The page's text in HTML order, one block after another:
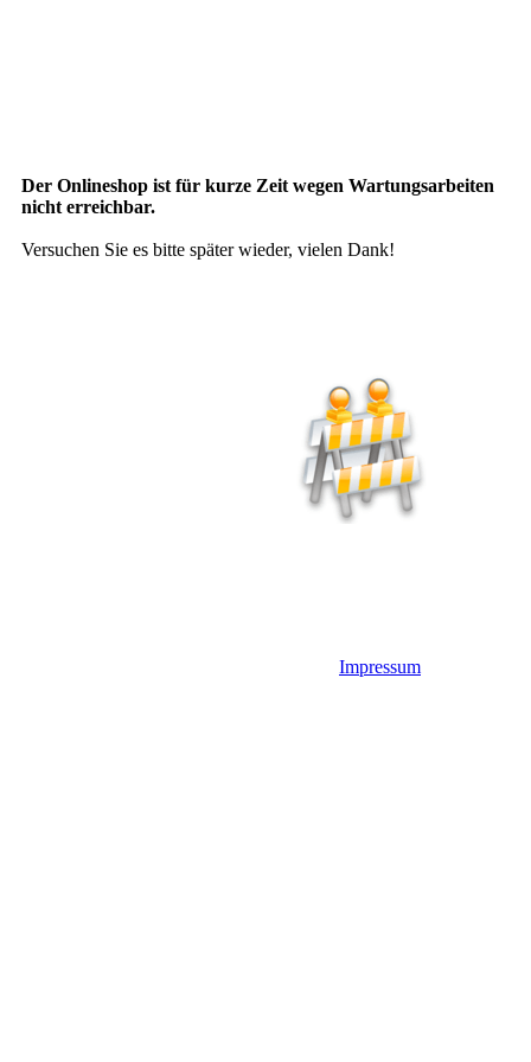
Der Onlineshop ist für kurze Zeit wegen Wartungsarbeiten
nicht erreichbar.
Versuchen Sie es bitte später wieder, vielen Dank!
Impressum